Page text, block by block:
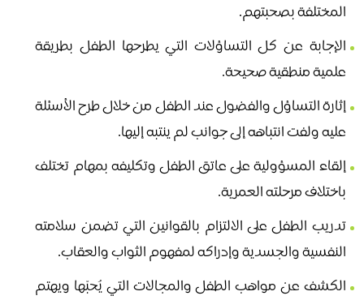
المختلفة بصحبتهم.
الإجابة عن كل التساؤلات التي يطرحها الطفل بطريقة
علمية منطقية صحيحة.
إثارة التساؤل والفضول عند الطفل من خلال طرح الأسئلة
عليه ولفت انتباهه إلى جوانب لم ينتبه إليها.
إلقاء المسؤولية على عاتق الطفل وتكليفه بمهام تختلف
باختلاف مرحلته العمرية.
تدريب الطفل على الالتزام بالقوانين التي تضمن سلامته
النفسية والجسدية وإدراكه لمفهوم الثواب والعقاب.
الكشف عن مواهب الطفل والمجالات التي يُحبّها ويهتم